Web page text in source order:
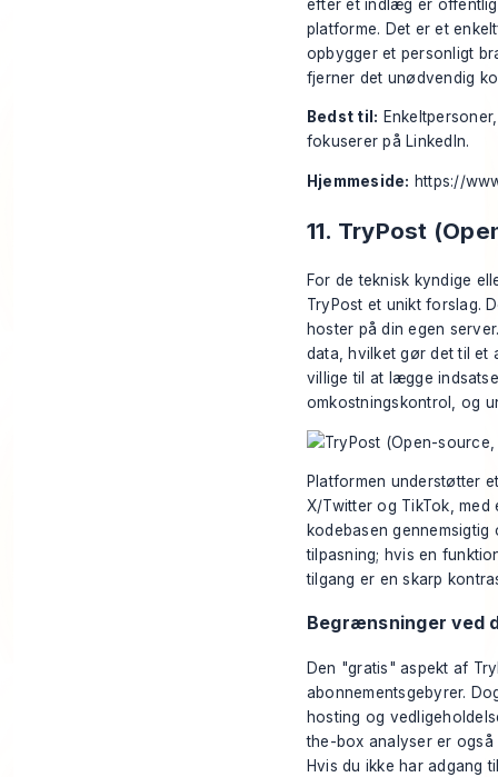
efter et indlæg er
platforme. Det er et
opbygger et personligt
fjerner det unødvendig
Bedst til:
fokuserer på LinkedIn.
Hjemmeside: https://
11. TryPost
For de teknisk kyndige
TryPost et unikt forslag.
hoster på din egen
data, hvilket gør det til et
villige til at lægge
omkostningskontrol, og
Platformen understøtter
X/Twitter og TikTok,
kodebasen
tilpasning; hvis en
tilgang er en skarp
Begrænsninger ved
Den "gratis" aspekt af
abonnementsgebyrer.
hosting og
the-box analyser er også
Hvis du ikke har adgang